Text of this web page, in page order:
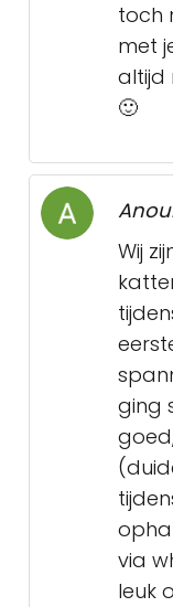
toch
met
altijd
🙂
Wij
ging
via
leuk